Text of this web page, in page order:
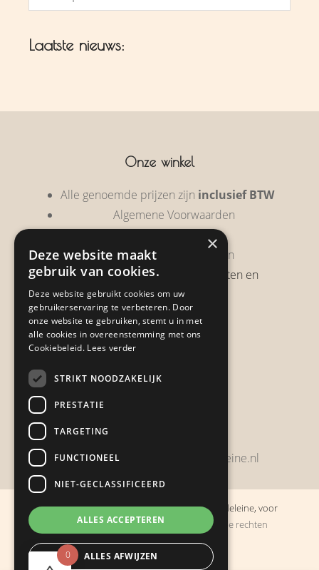
op
website
Laatste nieuws:
Onze winkel
Alle genoemde prijzen zijn inclusief BTW
Algemene Voorwaarden
Garantie & Retourneren
Verzendbeleid, verzendkosten en
verzendtijden
Heb je een klacht?
Zwijnsbergenstraat 154
bestelling@boulevarddelamadeleine.nl
© Copyright 2019 - 2026Boulevard de la Madeleine, voor
cadeaus die je stiekem liever zelf houdt· Alle rechten
voorbehouden
Ontwikkeling door
0
×
Deze website maakt
gebruik van cookies.
Deze website gebruikt cookies om uw
gebruikerservaring te verbeteren. Door
onze website te gebruiken, stemt u in met
alle cookies in overeenstemming met ons
Cookiebeleid. Lees verder
STRIKT NOODZAKELIJK
PRESTATIE
TARGETING
FUNCTIONEEL
NIET-GECLASSIFICEERD
ALLES ACCEPTEREN
ALLES AFWIJZEN